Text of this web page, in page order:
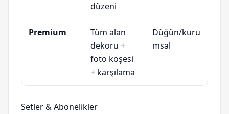
düzeni
Premium
Tüm alan
dekoru +
foto köşesi
+ karşılama
Düğün/kuru
msal
Setler & Abonelikler